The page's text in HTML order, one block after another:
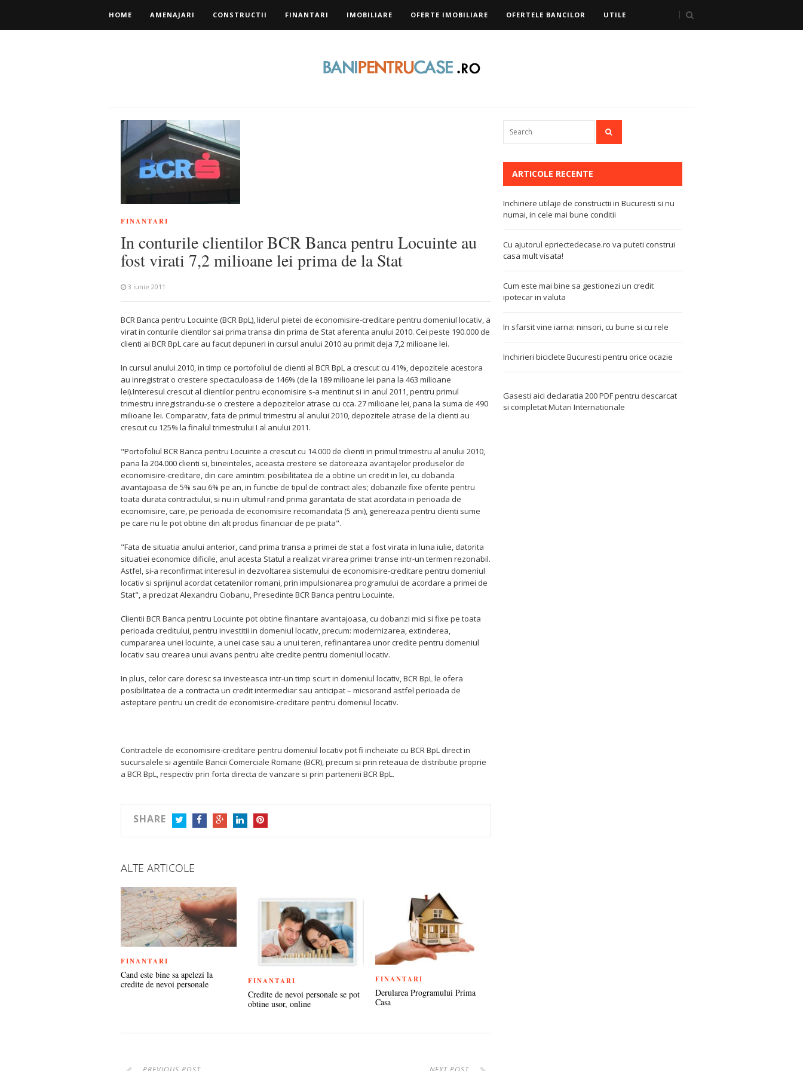
HOME AMENAJARI CONSTRUCTII FINANTARI IMOBILIARE OFERTE IMOBILIARE OFERTELE BANCILOR UTILE
FINANTARI
In conturile clientilor BCR Banca pentru Locuinte au
fost virati 7,2 milioane lei prima de la Stat
3 iunie 2011
BCR Banca pentru Locuinte (BCR BpL), liderul pietei de economisire-creditare pentru domeniul locativ, a
virat in conturile clientilor sai prima transa din prima de Stat aferenta anului 2010. Cei peste 190.000 de
clienti ai BCR BpL care au facut depuneri in cursul anului 2010 au primit deja 7,2 milioane lei.
In cursul anului 2010, in timp ce portofoliul de clienti al BCR BpL a crescut cu 41%, depozitele acestora
au inregistrat o crestere spectaculoasa de 146% (de la 189 milioane lei pana la 463 milioane
lei).Interesul crescut al clientilor pentru economisire s-a mentinut si in anul 2011, pentru primul
trimestru inregistrandu-se o crestere a depozitelor atrase cu cca. 27 milioane lei, pana la suma de 490
milioane lei. Comparativ, fata de primul trimestru al anului 2010, depozitele atrase de la clienti au
crescut cu 125% la finalul trimestrului I al anului 2011.
"Portofoliul BCR Banca pentru Locuinte a crescut cu 14.000 de clienti in primul trimestru al anului 2010,
pana la 204.000 clienti si, bineinteles, aceasta crestere se datoreaza avantajelor produselor de
economisire-creditare, din care amintim: posibilitatea de a obtine un credit in lei, cu dobanda
avantajoasa de 5% sau 6% pe an, in functie de tipul de contract ales; dobanzile fixe oferite pentru
toata durata contractului, si nu in ultimul rand prima garantata de stat acordata in perioada de
economisire, care, pe perioada de economisire recomandata (5 ani), genereaza pentru clienti sume
pe care nu le pot obtine din alt produs financiar de pe piata".
"Fata de situatia anului anterior, cand prima transa a primei de stat a fost virata in luna iulie, datorita
situatiei economice dificile, anul acesta Statul a realizat virarea primei transe intr-un termen rezonabil.
Astfel, si-a reconfirmat interesul in dezvoltarea sistemului de economisire-creditare pentru domeniul
locativ si sprijinul acordat cetatenilor romani, prin impulsionarea programului de acordare a primei de
Stat", a precizat Alexandru Ciobanu, Presedinte BCR Banca pentru Locuinte.
Clientii BCR Banca pentru Locuinte pot obtine finantare avantajoasa, cu dobanzi mici si fixe pe toata
perioada creditului, pentru investitii in domeniul locativ, precum: modernizarea, extinderea,
cumpararea unei locuinte, a unei case sau a unui teren, refinantarea unor credite pentru domeniul
locativ sau crearea unui avans pentru alte credite pentru domeniul locativ.
In plus, celor care doresc sa investeasca intr-un timp scurt in domeniul locativ, BCR BpL le ofera
posibilitatea de a contracta un credit intermediar sau anticipat – micsorand astfel perioada de
asteptare pentru un credit de economisire-creditare pentru domeniul locativ.
Contractele de economisire-creditare pentru domeniul locativ pot fi incheiate cu BCR BpL direct in
sucursalele si agentiile Bancii Comerciale Romane (BCR), precum si prin reteaua de distributie proprie
a BCR BpL, respectiv prin forta directa de vanzare si prin partenerii BCR BpL.
SHARE
ALTE ARTICOLE
FINANTARI
Cand este bine sa apelezi la
credite de nevoi personale
FINANTARI
Credite de nevoi personale se pot
obtine usor, online
FINANTARI
Derularea Programului Prima
Casa
ARTICOLE RECENTE
Inchiriere utilaje de constructii in Bucuresti si nu
numai, in cele mai bune conditii
Cu ajutorul epriectedecase.ro va puteti construi
casa mult visata!
Cum este mai bine sa gestionezi un credit
ipotecar in valuta
In sfarsit vine iarna: ninsori, cu bune si cu rele
Inchirieri biciclete Bucuresti pentru orice ocazie
Gasesti aici declaratia 200 PDFpentru descarcat
si completatMutari Internationale